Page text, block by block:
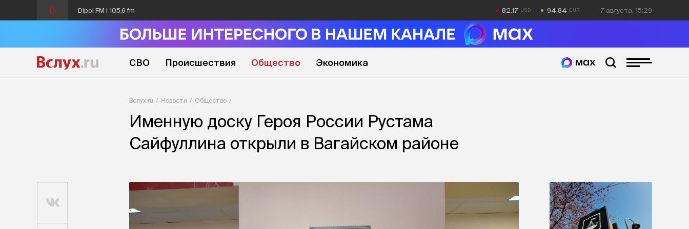
Dipol FM | 105,6 fm 82.17 94.84 7 августа, 15:29
СВО Происшествия Общество Экономика
Вслух.ru Новости Общество
Именную доску Героя России Рустама
Сайфуллина открыли в Вагайском районе